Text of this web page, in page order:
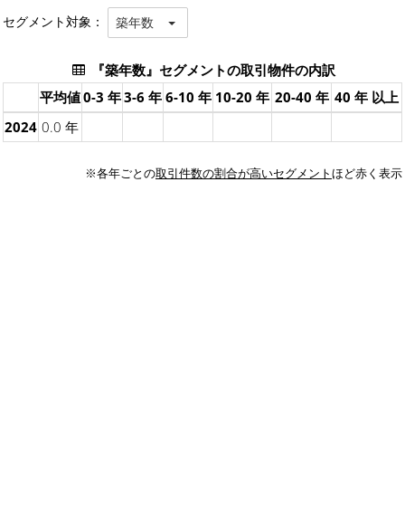
セグメント対象： 築年数
『築年数』セグメントの取引物件の内訳
平均値0-3 年3-6 年 6-10 年 10-20 年 20-40 年 40 年 以上
2024 0.0 年
※各年ごとの取引件数の割合が高いセグメントほど赤く表示